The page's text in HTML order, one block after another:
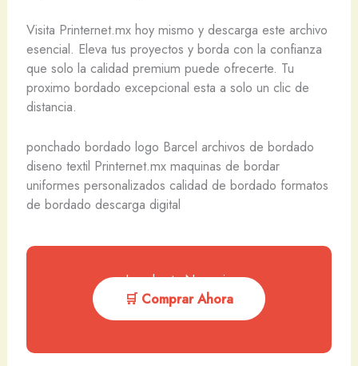
Visita Printernet.mx hoy mismo y descarga este archivo
esencial. Eleva tus proyectos y borda con la confianza
que solo la calidad premium puede ofrecerte. Tu
proximo bordado excepcional esta a solo un clic de
distancia.
ponchado bordado logo Barcel archivos de bordado
diseno textil Printernet.mx maquinas de bordar
uniformes personalizados calidad de bordado formatos
de bordado descarga digital
Impulsa tu Negocio
🛒 Comprar Ahora